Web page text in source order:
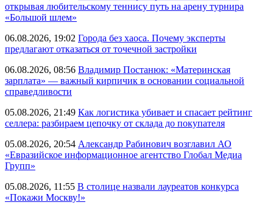
открывая любительскому теннису путь на арену турнира
«Большой шлем»
06.08.2026, 19:02 Города без хаоса. Почему эксперты
предлагают отказаться от точечной застройки
06.08.2026, 08:56 Владимир Постанюк: «Материнская
зарплата» — важный кирпичик в основании социальной
справедливости
05.08.2026, 21:49 Как логистика убивает и спасает рейтинг
селлера: разбираем цепочку от склада до покупателя
05.08.2026, 20:54 Александр Рабинович возглавил АО
«Евразийское информационное агентство Глобал Медиа
Групп»
05.08.2026, 11:55 В столице назвали лауреатов конкурса
«Покажи Москву!»